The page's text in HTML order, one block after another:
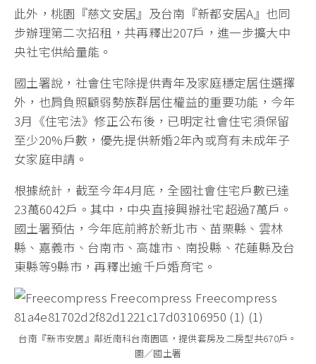
此外，桃園『慈文安居』及台南『新都安居A』也同
步辦理第二次招租，共再釋出207戶，進一步擴大中
央社宅供給量能。
國土署說，社會住宅除提供青年及家庭穩定居住選擇
外，也肩負照顧弱勢族群居住權益的重要功能，今年
3月《住宅法》修正公布後，已明定社會住宅須保留
至少20%戶數，優先提供新婚2年內或育有未成年子
女家庭申請。
根據統計，截至今年4月底，全國社會住宅戶數已達
23萬6042戶。其中，中央直接興辦社宅超過7萬戶。
國土署預估，今年底前將於新北市、苗栗縣、雲林
縣、嘉義市、台南市、高雄市、南投縣、花蓮縣及台
東縣等9縣市，再釋出逾千戶婚育宅。
台南『新市安居』鄰近南科台南園區，提供套房及二房型共670戶。
圖／國土署